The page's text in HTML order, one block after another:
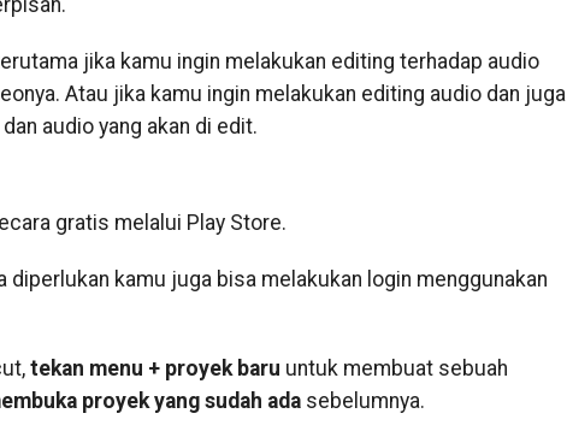
jika kamu ingin melakukan editing terhadap audio
Atau jika kamu ingin melakukan editing audio dan juga
audio yang akan di edit.
gratis melalui Play Store.
kamu juga bisa melakukan login menggunakan
tekan menu + proyek baru untuk membuat sebuah
proyek yang sudah adasebelumnya.